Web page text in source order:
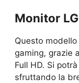
Monitor
Questo
gaming, grazie
Full HD. Si
sfruttando la